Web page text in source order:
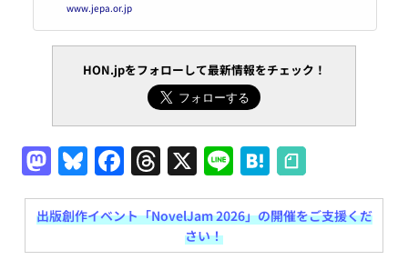
電子出版とは、会員限定情報など
配信しています。
www.jepa.or.jp
HON.jpをフォローして最新情報をチェック！
M
a
st
o
Bl
u
e
s
F
a
c
e
T
h
re
a
X Li
n
e
H
at
e
n
出版創作イベント「NovelJam 2026」の開催をご支援くだ
さい！